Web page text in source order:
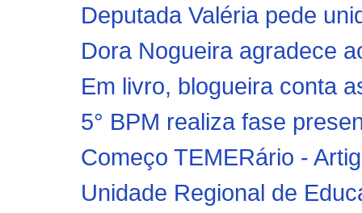
Deputada Valéria pede
Dora Nogueira agradece
Em livro, blogueira conta
5° BPM realiza fase
Começo TEMERário -
Unidade Regional de